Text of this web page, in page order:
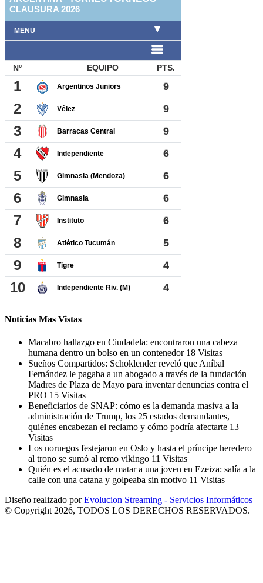
Noticias Mas Vistas
Macabro hallazgo en Ciudadela: encontraron una cabeza
humana dentro un bolso en un contenedor 18 Visitas
Sueños Compartidos: Schoklender reveló que Aníbal
Fernández le pagaba a un abogado a través de la fundación
Madres de Plaza de Mayo para inventar denuncias contra el
PRO 15 Visitas
Beneficiarios de SNAP: cómo es la demanda masiva a la
administración de Trump, los 25 estados demandantes,
quiénes encabezan el reclamo y cómo podría afectarte 13
Visitas
Los noruegos festejaron en Oslo y hasta el príncipe heredero
al trono se sumó al remo vikingo 11 Visitas
Quién es el acusado de matar a una joven en Ezeiza: salía a la
calle con una catana y golpeaba sin motivo 11 Visitas
Diseño realizado porEvolucion Streaming - Servicios Informáticos
© Copyright 2026, TODOS LOS DERECHOS RESERVADOS.